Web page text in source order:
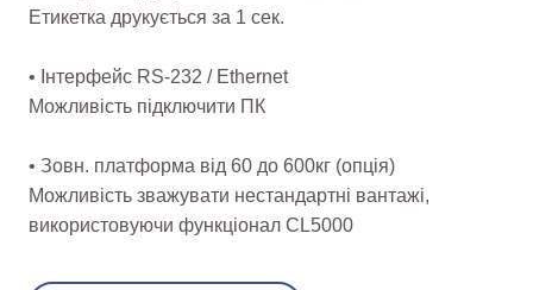
Етикетка друкується за 1 сек.
• Інтерфейс RS-232 / Ethernet
Можливість підключити ПК
• Зовн. платформа від 60 до 600кг (опція)
Можливість зважувати нестандартні вантажі,
використовуючи функціонал CL5000